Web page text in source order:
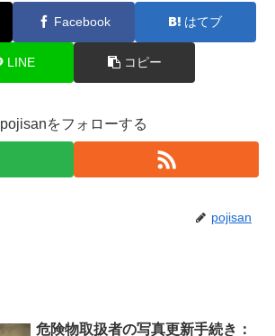
Facebook はてブ
LINE コピー
pojisanをフォローする
pojisan
危険物取扱者の写真更新手続き：